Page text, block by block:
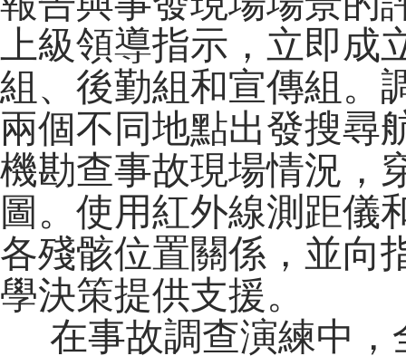
上級領導指示，立即
組、後勤組和宣傳組。
兩個不同地點出發搜尋
機勘查事故現場情況，
圖。使用紅外線測距儀
各殘骸位置關係，並向
學決策提供支援。
在事故調查演練中，